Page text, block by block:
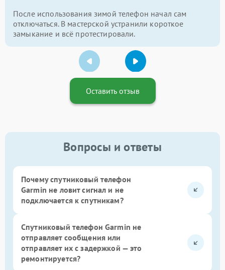
После использования зимой телефон начал сам
отключаться. В мастерской устранили короткое
замыкание и всё протестировали.
Оставить отзыв
Вопросы и ответы
Почему спутниковый телефон
Garmin не ловит сигнал и не
подключается к спутникам?
Спутниковый телефон Garmin не
отправляет сообщения или
отправляет их с задержкой — это
ремонтируется?